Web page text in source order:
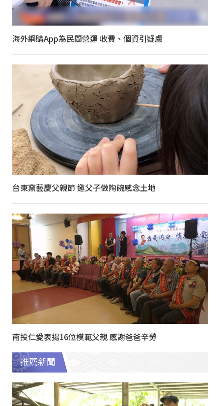
海外網購App為民間營運 收費、個資引疑慮
台東窯藝慶父親節 邀父子做陶碗感念土地
南投仁愛表揚16位模範父親 感謝爸爸辛勞
推薦新聞